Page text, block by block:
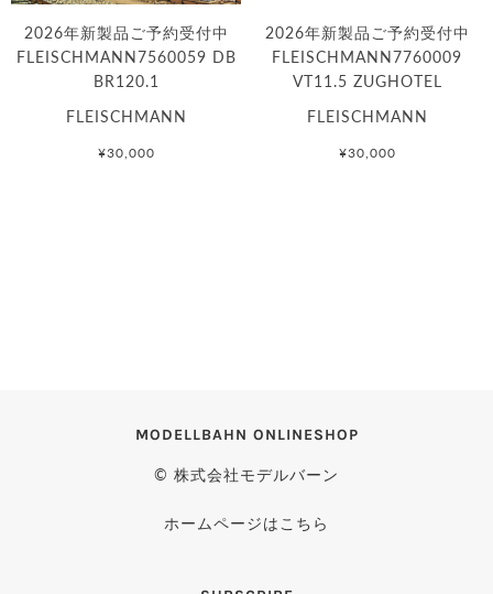
2026年新製品ご予約受付中
FLEISCHMANN7560059 DB
BR120.1
FLEISCHMANN
¥30,000
2026年新製品ご予約受付中
FLEISCHMANN7760009
VT11.5 ZUGHOTEL
FLEISCHMANN
¥30,000
MODELLBAHN ONLINESHOP
© 株式会社モデルバーン
ホームページはこちら